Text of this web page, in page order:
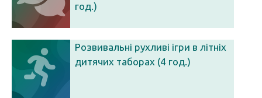
год.)
Розвивальні рухливі ігри в літніх
дитячих таборах (4 год.)